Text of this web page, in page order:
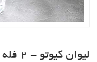
لیوان کیوتو - 2 فله